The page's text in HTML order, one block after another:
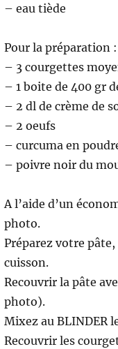
– eau tiède
Pour la préparation :
– 3 courgettes
– 1 boite de 400 gr
– 2 dl de crème de
– 2 oeufs
– curcuma en
– poivre noir du
A l’aide d’un
photo.
Préparez votre
cuisson.
Recouvrir la pâte
photo).
Mixez au BLINDER
Recouvrir les